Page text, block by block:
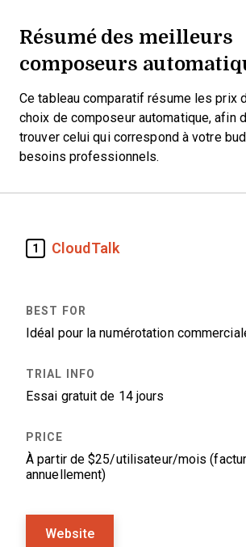
Résumé des meilleurs
composeurs
Ce tableau comparatif résume les prix
choix de composeur automatique, afin
trouver celui qui correspond à votre
besoins professionnels.
1 CloudTalk
Idéal pour la numérotation
Essai gratuit de 14 jours
À partir de $25/utilisateur/mois
annuellement)
Website